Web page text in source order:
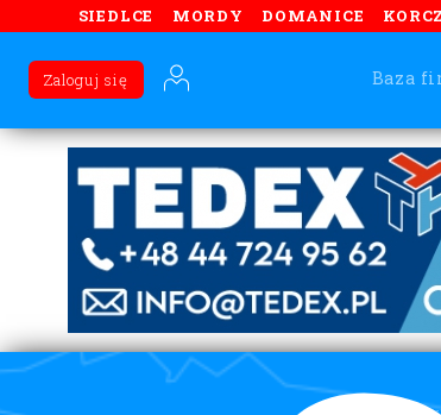
SIEDLCE MORDY DOMANICE
Baza
Zaloguj się